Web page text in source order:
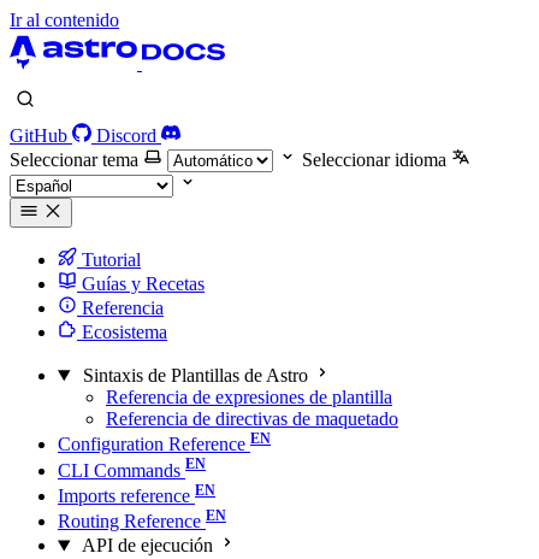
Ir al contenido
GitHub
Discord
Seleccionar tema
Seleccionar idioma
Tutorial
Guías y Recetas
Referencia
Ecosistema
Sintaxis de Plantillas de Astro
Referencia de expresiones de plantilla
Referencia de directivas de maquetado
Configuration Reference
CLI Commands
Imports reference
Routing Reference
API de ejecución